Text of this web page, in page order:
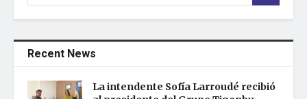
Recent News
La intendente Sofía Larroudé recibió